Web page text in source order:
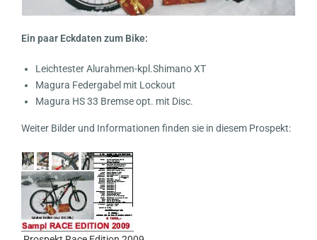
Ein paar Eckdaten zum Bike:
Leichtester Alurahmen-kpl.Shimano XT
Magura Federgabel mit Lockout
Magura HS 33 Bremse opt. mit Disc.
Weiter Bilder und Informationen finden sie in diesem Prospekt: